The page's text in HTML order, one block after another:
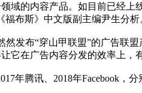
的内容产品。如目前已经
布斯》中文版副主编尹生分析
发布“穿山甲联盟”的广告联
它在广告内容分发的效率上，
年腾讯、2018年Facebook，